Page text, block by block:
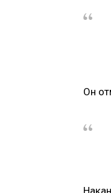
Он